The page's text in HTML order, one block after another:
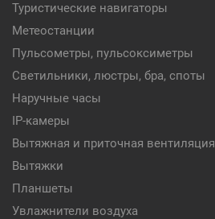
Туристические навигаторы
Метеостанции
Пульсометры, пульсоксиметры
Светильники, люстры, бра, споты
Наручные часы
IP-камеры
Вытяжная и приточная вентиляция
Вытяжки
Планшеты
Увлажнители воздуха